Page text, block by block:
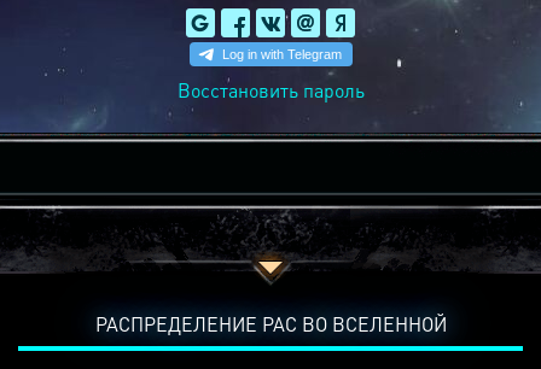
Восстановить пароль
РАСПРЕДЕЛЕНИЕ РАС ВО ВСЕЛЕННОЙ